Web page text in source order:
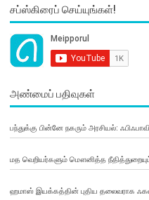
சப்ஸ்கிரைப் செய்யுங்கள்!
அண்மைப் பதிவுகள்
பந்துக்கு பின்னே நகரும் அரசியல்:
மத வெறியர்களும் மௌனித்த
ஹமாஸ் இயக்கத்தின் புதிய தலைவராக